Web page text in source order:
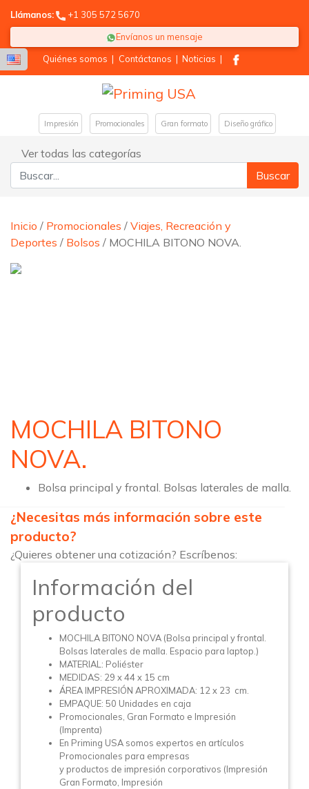
Llámanos:
+1 305 572 5670
Envíanos un mensaje
Quiénes somos | Contáctanos | Noticias |
Impresión Promocionales Gran formato Diseño gráfico
Ver todas las categorías
Buscar:
Inicio / Promocionales / Viajes, Recreación y
Deportes / Bolsos / MOCHILA BITONO NOVA.
MOCHILA BITONO
NOVA.
Bolsa principal y frontal. Bolsas laterales de malla.
¿Necesitas más información sobre este
producto?
¿Quieres obtener una cotización? Escríbenos:
Información del
producto
MOCHILA BITONO NOVA (Bolsa principal y frontal.
Bolsas laterales de malla. Espacio para laptop.)
MATERIAL: Poliéster
MEDIDAS: 29 x 44 x 15 cm
ÁREA IMPRESIÓN APROXIMADA: 12 x 23 cm.
EMPAQUE: 50 Unidades en caja
Promocionales, Gran Formato e Impresión
(Imprenta)
En Priming USA somos expertos en artículos
Promocionales para empresas
y productos de impresión corporativos (Impresión
Gran Formato, Impresión